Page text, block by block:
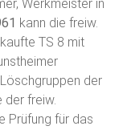
Werkmeister in
kann die freiw.
TS 8 mit
der
der freiw.
Prüfung für das